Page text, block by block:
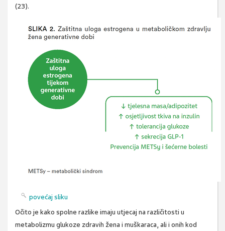
(23).
povećaj sliku
Očito je kako spolne razlike imaju utjecaj na različitosti u
metabolizmu glukoze zdravih žena i muškaraca, ali i onih kod